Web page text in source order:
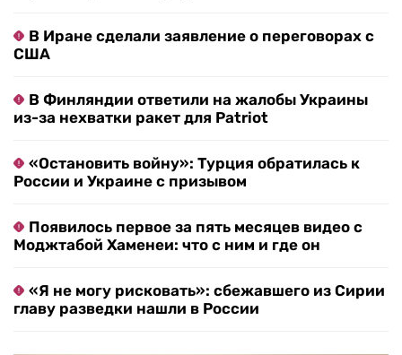
В Иране сделали заявление о переговорах с
США
В Финляндии ответили на жалобы Украины
из-за нехватки ракет для Patriot
«Остановить войну»: Турция обратилась к
России и Украине с призывом
Появилось первое за пять месяцев видео с
Моджтабой Хаменеи: что с ним и где он
«Я не могу рисковать»: сбежавшего из Сирии
главу разведки нашли в России